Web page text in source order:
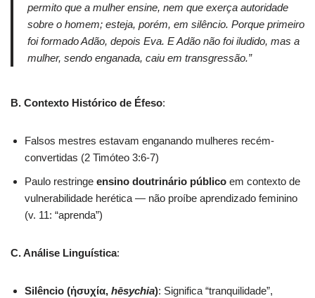
permito que a mulher ensine, nem que exerça autoridade
sobre o homem; esteja, porém, em silêncio. Porque primeiro
foi formado Adão, depois Eva. E Adão não foi iludido, mas a
mulher, sendo enganada, caiu em transgressão.”
B. Contexto Histórico de Éfeso:
Falsos mestres estavam enganando mulheres recém-
convertidas (2 Timóteo 3:6-7)
Paulo restringe ensino doutrinário público em contexto de
vulnerabilidade herética — não proíbe aprendizado feminino
(v. 11: “aprenda”)
C. Análise Linguística:
Silêncio (ἡσυχία, hēsychia): Significa “tranquilidade”,